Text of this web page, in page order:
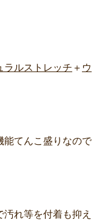
ラルストレッチ ＋ ウ
能てんこ盛りなので
れ等を付着も抑え